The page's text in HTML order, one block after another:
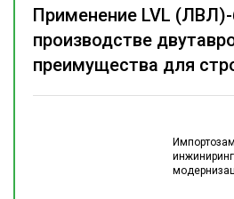
Применение LVL (ЛВЛ)-
производстве
преимущества для